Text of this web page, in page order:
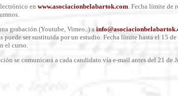
en www.asociacionbelabartok.com. Fecha límite de
grabación (Youtube, Vimeo..) a
puede ser sustituida por un estudio. Fecha límite hasta el 15
el curso.
se comunicará a cada candidato vía e-mail antes del 21 de